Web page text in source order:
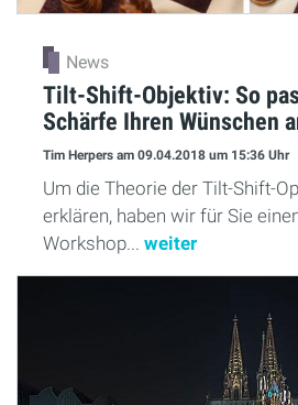
News
Tilt-Shift-Objektiv: So
Schärfe Ihren Wünschen
Tim Herpers am 09.04.2018 um 15:36 Uhr
Um die Theorie der Tilt-Shift-
erklären, haben wir für Sie
Workshop... weiter